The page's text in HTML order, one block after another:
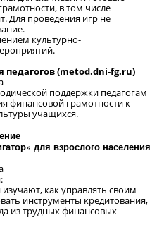
в том числе
Для проведения игр не
культурно-
(metod.dni-fg.ru)
поддержки педагогам
финансовой грамотности к
учащихся.
для взрослого населения
как управлять своим
инструменты кредитования,
из трудных финансовых